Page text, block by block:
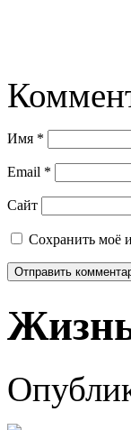
Имя *
Email *
Сайт
Сохранить моё